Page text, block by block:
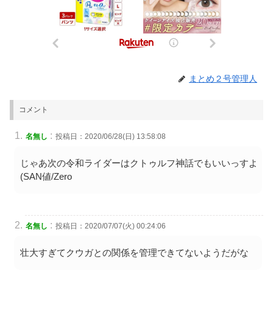
まとめ２号管理人
コメント
名無し : 投稿日：2020/06/28(日) 13:58:08
じゃあ次の令和ライダーはクトゥルフ神話でもいいっすよ
(SAN値/Zero
名無し : 投稿日：2020/07/07(火) 00:24:06
壮大すぎてクウガとの関係を管理できてないようだがな